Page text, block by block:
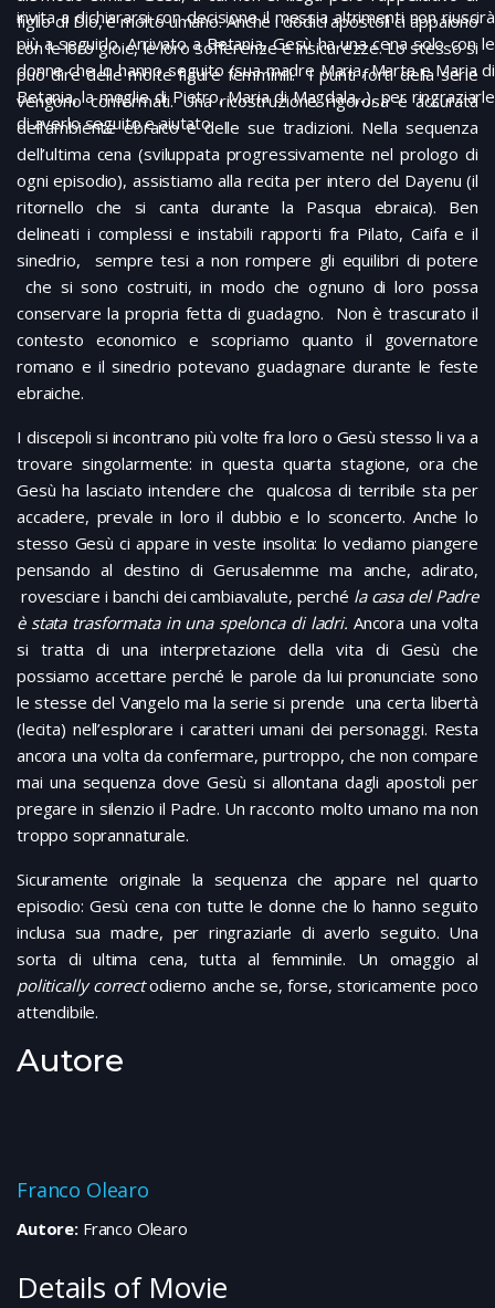
invita a dichiararsi con decisione il messia altrimenti non riuscirà
più a seguirlo. Arrivato a Betania, Gesù ha una cena solo con le
donne che lo hanno seguito (sua madre Maria, Marta e Maria di
Betania, la moglie di Pietro, Maria di Magdala,..), per ringraziarle
di averlo seguito e aiutato.
figlio di Dio, è molto umano. Anche i dodici apostoli ci appaiono
con le loro gioie, le loro sofferenze e insicurezze. Lo stesso si
può dire delle molte figure femminili. I punti forti della serie
vengono confermati. Una ricostruzione rigorosa e accurata
dell’ambiente ebraico e delle sue tradizioni. Nella sequenza
dell’ultima cena (sviluppata progressivamente nel prologo di
ogni episodio), assistiamo alla recita per intero del Dayenu (il
ritornello che si canta durante la Pasqua ebraica). Ben
delineati i complessi e instabili rapporti fra Pilato, Caifa e il
sinedrio, sempre tesi a non rompere gli equilibri di potere
che si sono costruiti, in modo che ognuno di loro possa
conservare la propria fetta di guadagno. Non è trascurato il
contesto economico e scopriamo quanto il governatore
romano e il sinedrio potevano guadagnare durante le feste
ebraiche.
I discepoli si incontrano più volte fra loro o Gesù stesso li va a
trovare singolarmente: in questa quarta stagione, ora che
Gesù ha lasciato intendere che qualcosa di terribile sta per
accadere, prevale in loro il dubbio e lo sconcerto. Anche lo
stesso Gesù ci appare in veste insolita: lo vediamo piangere
pensando al destino di Gerusalemme ma anche, adirato,
rovesciare i banchi dei cambiavalute, perché la casa del Padre
è stata trasformata in una spelonca di ladri. Ancora una volta
si tratta di una interpretazione della vita di Gesù che
possiamo accettare perché le parole da lui pronunciate sono
le stesse del Vangelo ma la serie si prende una certa libertà
(lecita) nell’esplorare i caratteri umani dei personaggi. Resta
ancora una volta da confermare, purtroppo, che non compare
mai una sequenza dove Gesù si allontana dagli apostoli per
pregare in silenzio il Padre. Un racconto molto umano ma non
troppo soprannaturale.
Sicuramente originale la sequenza che appare nel quarto
episodio: Gesù cena con tutte le donne che lo hanno seguito
inclusa sua madre, per ringraziarle di averlo seguito. Una
sorta di ultima cena, tutta al femminile. Un omaggio al
politically correctodierno anche se, forse, storicamente poco
attendibile.
Autore
Franco Olearo
Autore:Franco Olearo
Details of Movie